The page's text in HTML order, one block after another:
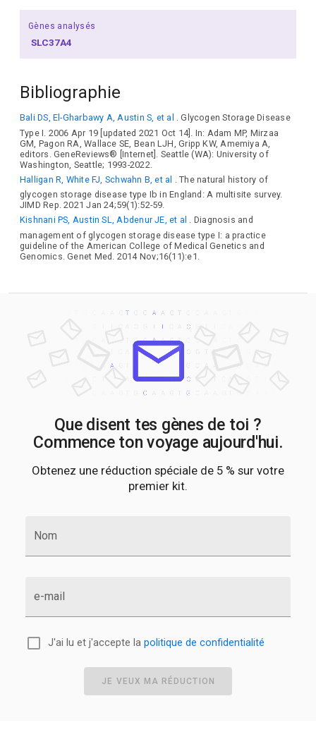
Gènes analysés
SLC37A4
Bibliographie
Bali DS, El-Gharbawy A, Austin S, et al . Glycogen Storage Disease
Type I. 2006 Apr 19 [updated 2021 Oct 14]. In: Adam MP, Mirzaa
GM, Pagon RA, Wallace SE, Bean LJH, Gripp KW, Amemiya A,
editors. GeneReviews® [Internet]. Seattle (WA): University of
Washington, Seattle; 1993-2022.
Halligan R, White FJ, Schwahn B, et al
. The natural history of
glycogen storage disease type Ib in England: A multisite survey.
JIMD Rep. 2021 Jan 24;59(1):52-59.
Kishnani PS, Austin SL, Abdenur JE, et al . Diagnosis and
management of glycogen storage disease type I: a practice
guideline of the American College of Medical Genetics and
Genomics. Genet Med. 2014 Nov;16(11):e1.
Que disent tes gènes de toi ?
Commence ton voyage aujourd'hui.
Obtenez une réduction spéciale de 5 % sur votre
premier kit.
Nom
e-mail
J'ai lu et j'accepte la politique de confidentialité
JE VEUX MA RÉDUCTION